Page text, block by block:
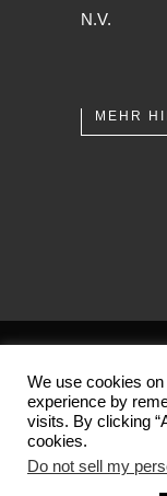
N.V.
MEHR
We use cookies
experience by
visits. By clicking
cookies.
Do not sell my